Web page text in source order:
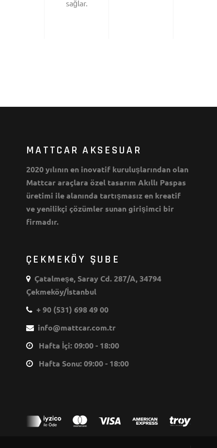
sağlar.
MATTCAR AKSESUAR
2020 yılının en inovatif kuruluşlarından olan
Mattcar araçlara özel tasarım Akıllı Paspas
üretimi ile alanında tartışmasız en kreatif
ve yenilikçi çözümler sunan girişimci bir
firmadır.
ÇEKMEKÖY ŞUBE
Çatalmeşe, Saray Cd. 287/A, 34794
Çekmeköy/İstanbul
+ 90 (531) 698 49 00
info@mattcar.com.tr
Hafta İçi: 09:00 - 18:00
Hafta Sonu: 09:00 - 18:00